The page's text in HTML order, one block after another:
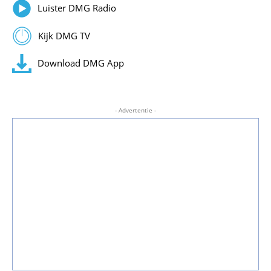
Luister DMG Radio
Kijk DMG TV
Download DMG App
- Advertentie -